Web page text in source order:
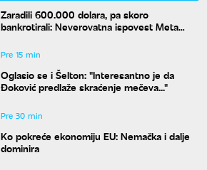
Zaradili 600.000 dolara, pa skoro
bankrotirali: Neverovatna ispovest Meta
Pre 15 min
Oglasio se i Šelton: "Interesantno je da
Đoković predlaže skraćenje mečeva..."
Pre 30 min
Ko pokreće ekonomiju EU: Nemačka i dalje
dominira